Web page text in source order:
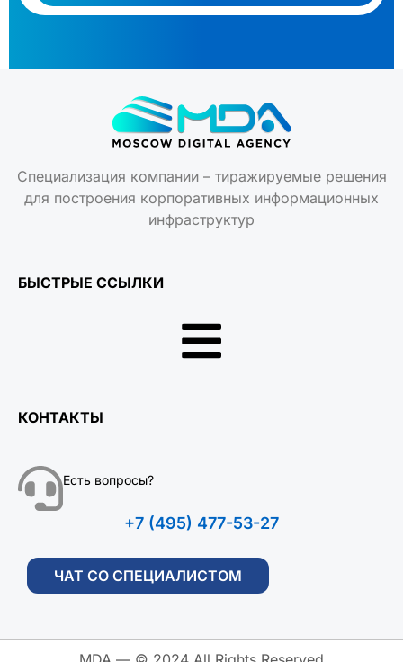
Специализация компании – тиражируемые решения
для построения корпоративных информационных
инфраструктур
БЫСТРЫЕ ССЫЛКИ
КОНТАКТЫ
Есть вопросы?
+7 (495) 477-53-27
ЧАТ СО СПЕЦИАЛИСТОМ